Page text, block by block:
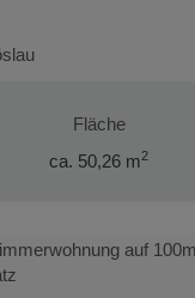
Fläche
ca. 50,26 m2